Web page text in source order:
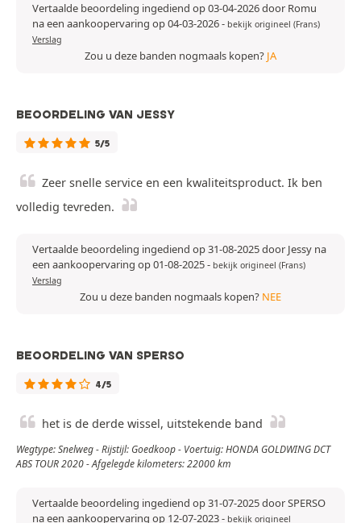
Vertaalde beoordeling ingediend op 03-04-2026 door Romu
na een aankoopervaring op 04-03-2026- bekijk origineel (Frans)
Verslag
Zou u deze banden nogmaals kopen? JA
BEOORDELING VAN JESSY
5/5
Zeer snelle service en een kwaliteitsproduct. Ik ben
volledig tevreden.
Vertaalde beoordeling ingediend op 31-08-2025 door Jessy na
een aankoopervaring op 01-08-2025- bekijk origineel (Frans)
Verslag
Zou u deze banden nogmaals kopen? NEE
BEOORDELING VAN SPERSO
4/5
het is de derde wissel, uitstekende band
Wegtype: Snelweg - Rijstijl: Goedkoop - Voertuig: HONDA GOLDWING DCT
ABS TOUR 2020 - Afgelegde kilometers: 22000 km
Vertaalde beoordeling ingediend op 31-07-2025 door SPERSO
na een aankoopervaring op 12-07-2023- bekijk origineel